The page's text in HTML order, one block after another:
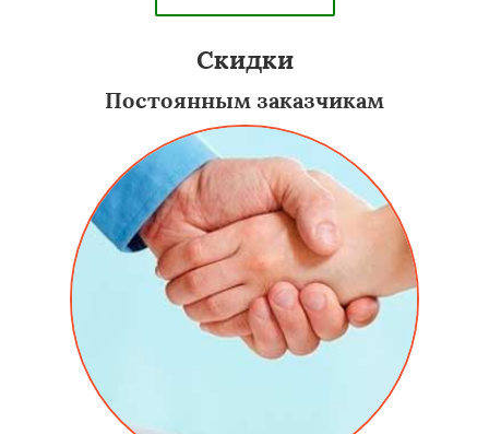
Скидки
Постоянным заказчикам